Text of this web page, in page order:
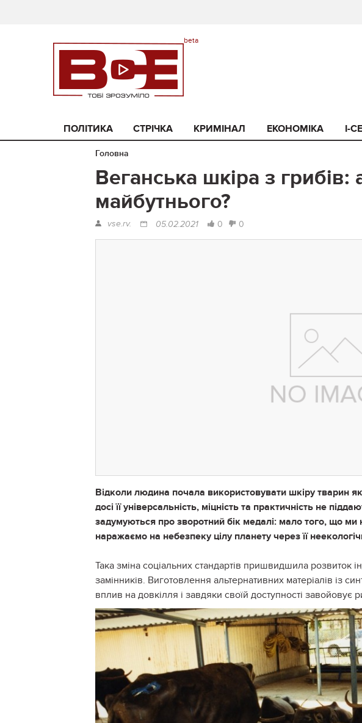
ПОЛІТИКА СТРІЧКА КРИМІНАЛ ЕКОНОМІКА I-
Головна
Веганська шкіра з
майбутнього?
vse.rv. 05.02.2021 0 0
Відколи людина почала використовувати шкіру тварин
досі її універсальність, міцність та практичність не
задумуються про зворотний бік медалі: мало того, що
наражаємо на небезпеку цілу планету через її
Така зміна соціальних стандартів пришвидшила розвиток
замінників. Виготовлення альтернативних матеріалів із
вплив на довкілля і завдяки своїй доступності завойовує